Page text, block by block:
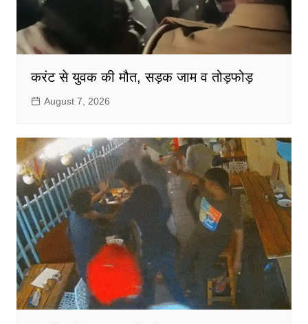
करंट से युवक की मौत, सड़क जाम व तोड़फोड़
August 7, 2026